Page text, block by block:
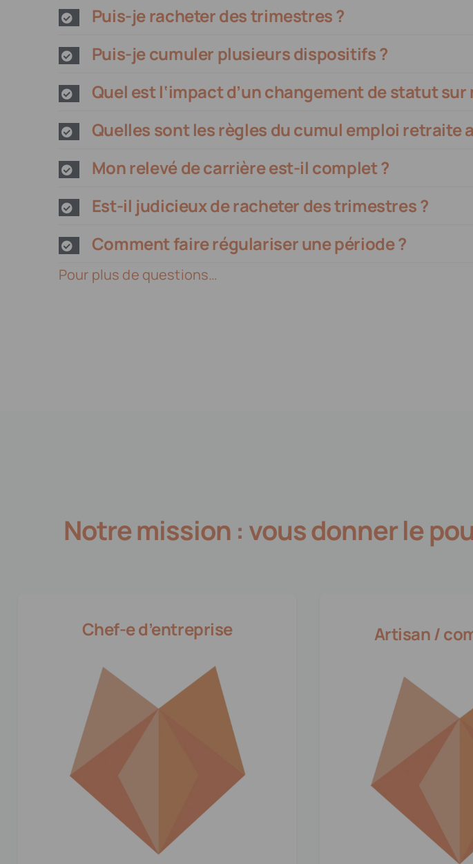
Puis-je racheter des trimestres ?
Puis-je cumuler plusieurs dispositifs ?
Quel est l‘impact d’un changement de statut
Quelles sont les règles du cumul emploi retraite
Mon relevé de carrière est-il complet ?
Est-il judicieux de racheter des trimestres ?
Comment faire régulariser une période ?
Pour plus de questions…
Notre mission : vous donner le
Chef-e d’entreprise Artisan /